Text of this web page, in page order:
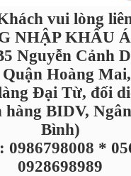
vui lòng
NHẬP KHẨU
Nguyễn Cảnh
Hoàng
Đại Từ, đối
hàng BIDV,
Bình)
0986798008 *
0928698989